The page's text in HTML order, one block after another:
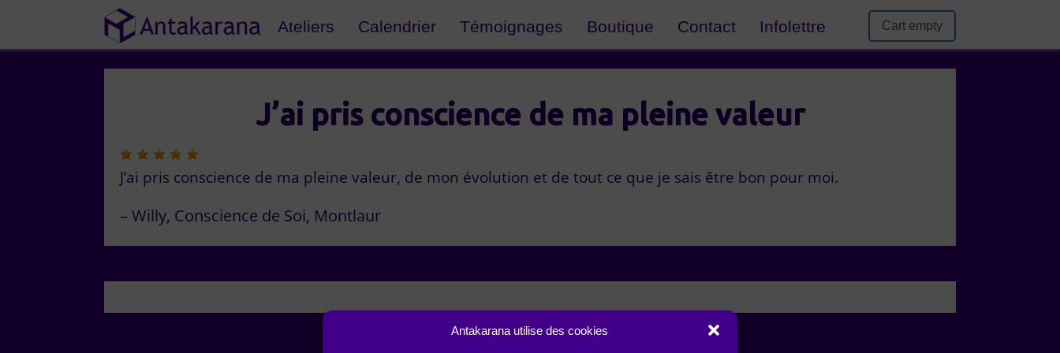
Antakarana utilise des cookies
Ateliers Calendrier Témoignages Boutique Contact Infolettre Cart empty
J’ai pris conscience de ma pleine valeur
J’ai pris conscience de ma pleine valeur, de mon évolution et de tout ce que je sais être bon pour moi.
Willy Conscience de Soi Montlaur